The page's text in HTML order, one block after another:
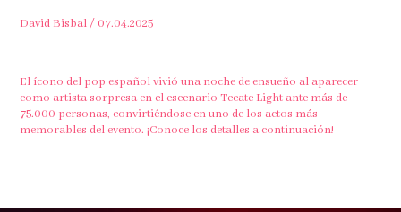
David Bisbal / 07.04.2025
El ícono del pop español vivió una noche de ensueño al aparecer
como artista sorpresa en el escenario Tecate Light ante más de
75.000 personas, convirtiéndose en uno de los actos más
memorables del evento. ¡Conoce los detalles a continuación!